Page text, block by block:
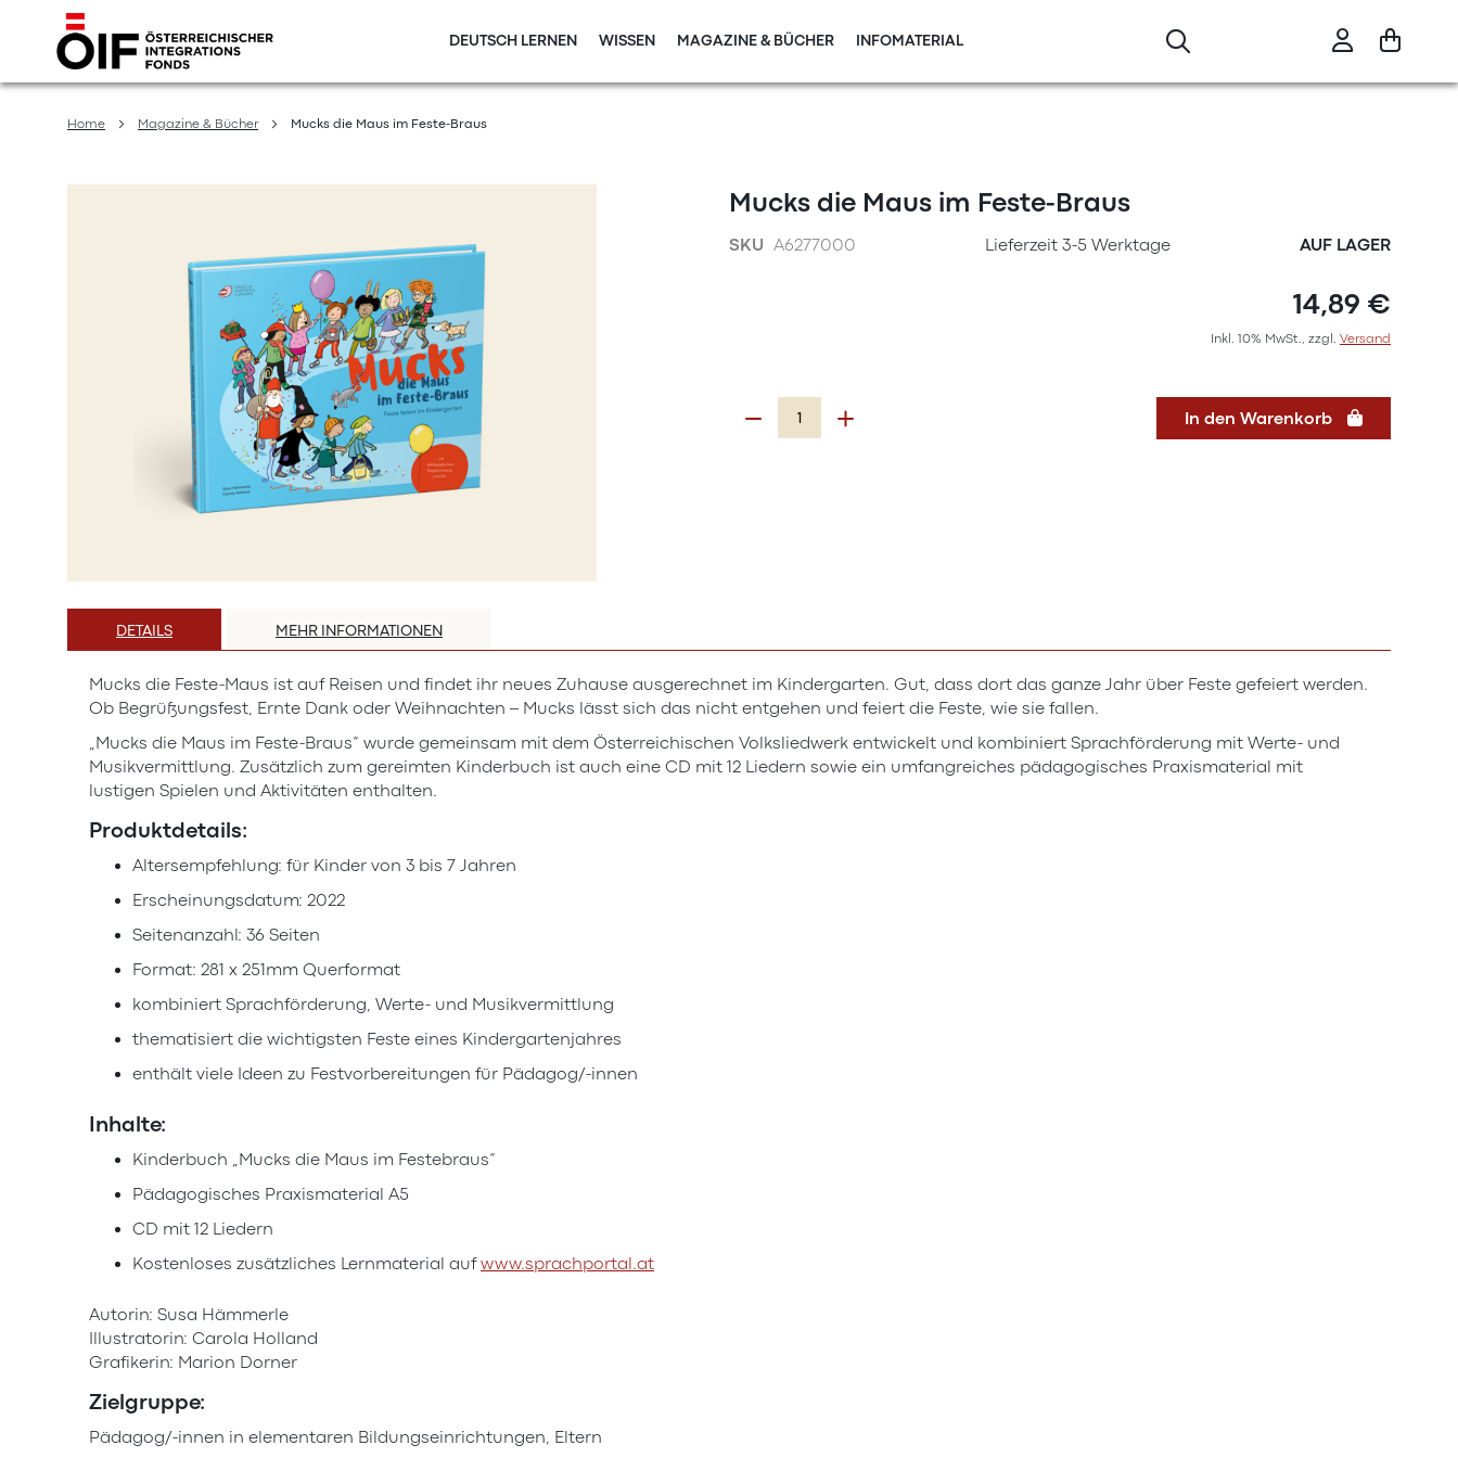
Direkt
zum
DEUTSCH LERNEN WISSEN MAGAZINE & BÜCHER INFOMATERIAL
Home Magazine & Bücher Mucks die Maus im Feste-Braus
Mucks die Maus im Feste-Braus
AUF LAGER
Lieferzeit 3-5 Werktage
SKU A6277000
14,89 €
Inkl. 10% MwSt., zzgl. Versand
In den Warenkorb
springen
DETAILS
Mucks die Feste-Maus ist auf Reisen und findet ihr neues Zuhause ausgerechnet im Kindergarten. Gut, dass dort das ganze Jahr über Feste gefeiert werden.
Ob Begrüßungsfest, Ernte Dank oder Weihnachten – Mucks lässt sich das nicht entgehen und feiert die Feste, wie sie fallen.
„Mucks die Maus im Feste-Braus“ wurde gemeinsam mit dem Österreichischen Volksliedwerk entwickelt und kombiniert Sprachförderung mit Werte- und
Musikvermittlung. Zusätzlich zum gereimten Kinderbuch ist auch eine CD mit 12 Liedern sowie ein umfangreiches pädagogisches Praxismaterial mit
lustigen Spielen und Aktivitäten enthalten.
Produktdetails:
Altersempfehlung: für Kinder von 3 bis 7 Jahren
Erscheinungsdatum: 2022
Seitenanzahl: 36 Seiten
Format: 281 x 251mm Querformat
kombiniert Sprachförderung, Werte- und Musikvermittlung
thematisiert die wichtigsten Feste eines Kindergartenjahres
enthält viele Ideen zu Festvorbereitungen für Pädagog/-innen
Inhalte:
Kinderbuch „Mucks die Maus im Festebraus“
Pädagogisches Praxismaterial A5
CD mit 12 Liedern
Kostenloses zusätzliches Lernmaterial aufwww.sprachportal.at
Autorin: Susa Hämmerle
Illustratorin: Carola Holland
Grafikerin: Marion Dorner
Zielgruppe:
Pädagog/-innen in elementaren Bildungseinrichtungen, Eltern
MEHR INFORMATIONEN